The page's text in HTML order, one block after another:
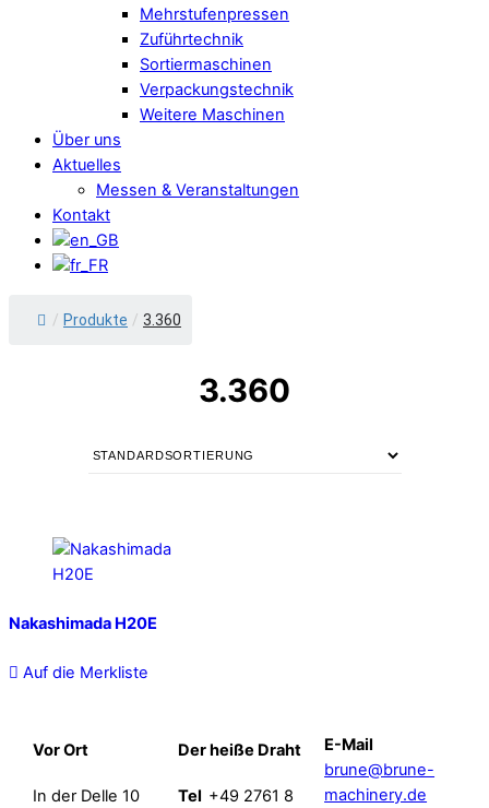
Mehrstufenpressen
Zuführtechnik
Sortiermaschinen
Verpackungstechnik
Weitere Maschinen
Über uns
Aktuelles
Messen & Veranstaltungen
Kontakt
/ Produkte / 3.360
3.360
Nakashimada H20E
Auf die Merkliste
Vor Ort
In der Delle 10
Der heiße Draht
Tel +49 2761 8
E-Mail
brune@brune-
machinery.de